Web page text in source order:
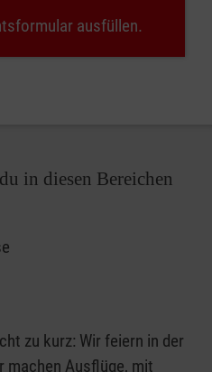
ausfüllen.
in diesen Bereichen
zu kurz: Wir feiern in der
machen Ausflüge, mit